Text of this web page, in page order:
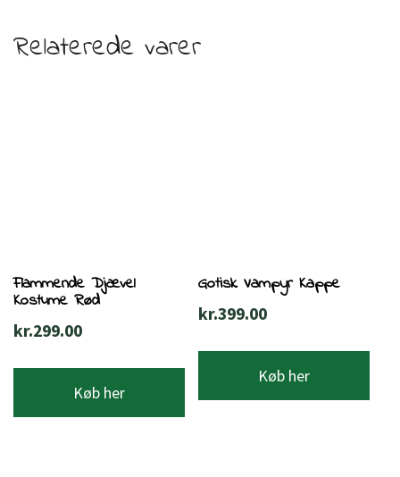
Relaterede varer
Flammende Djævel
Kostume Rød
kr.299.00
Køb her
Gotisk Vampyr Kappe
kr.399.00
Køb her